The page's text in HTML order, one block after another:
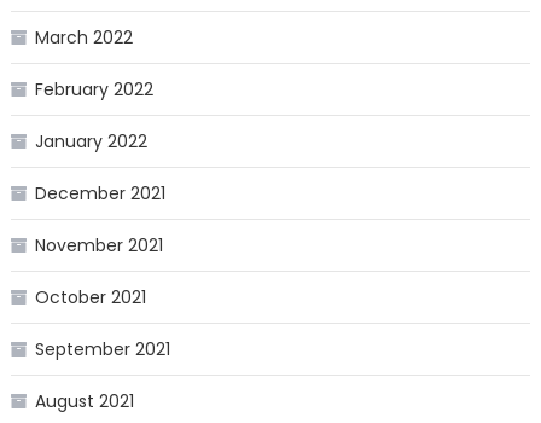
March 2022
February 2022
January 2022
December 2021
November 2021
October 2021
September 2021
August 2021